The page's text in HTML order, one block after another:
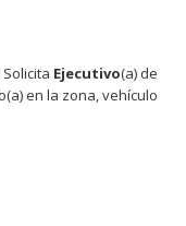
Ejecutivo(a) de
en la zona, vehículo